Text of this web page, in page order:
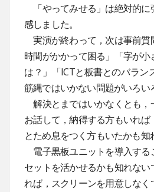
「やってみせる」は絶対的に
感しました。
実演が終わって，次は事前質
時間がかかって困る」「字が
は？」「ICTと板書とのバラン
筋縄ではいかない問題がいろい
解決とまではいかなくとも，
お話して，納得する方もいれ
とため息をつく方もいたかも知
電子黒板ユニットを導入する
セットを活かせるかも知れな
れば，スクリーンを用意しなく